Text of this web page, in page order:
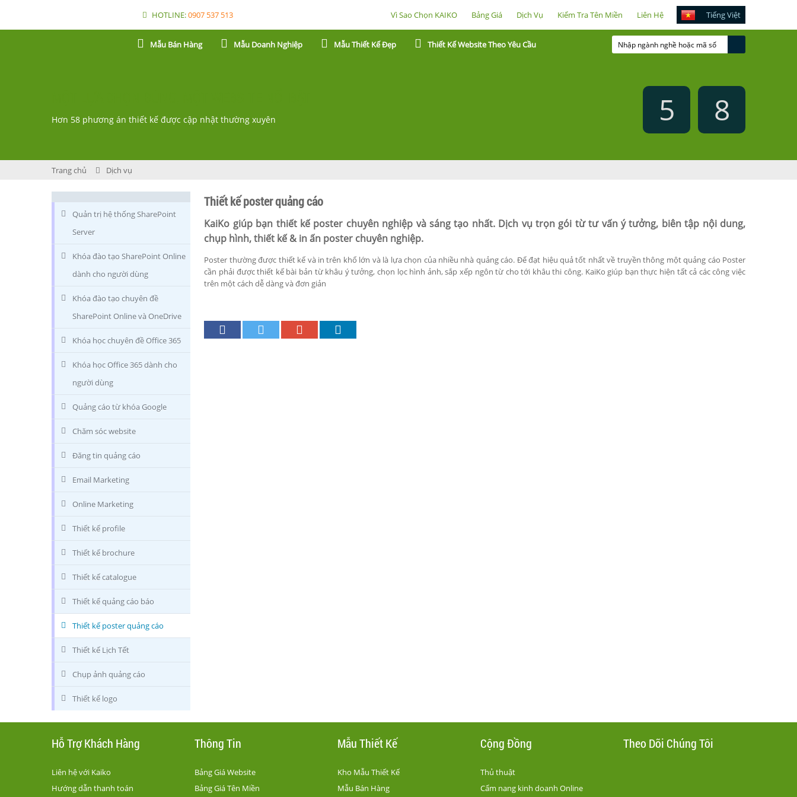
HOTLINE:0907 537 513 Vì Sao Chọn KAIKO Bảng Giá Dịch Vụ Kiểm Tra Tên Miền Liên Hệ Tiếng Việt
Mẫu Bán Hàng Mẫu Doanh Nghiệp Mẫu Thiết Kế Đẹp Thiết Kế Website Theo Yêu Cầu
Hơn 58 phương án thiết kế được cập nhật thường xuyên 5 8
Trang chủ Dịch vụ
Quản trị hệ thống SharePoint
Server
Khóa đào tạo SharePoint Online
dành cho người dùng
Khóa đào tạo chuyên đề
SharePoint Online và OneDrive
Khóa học chuyên đề Office 365
Khóa học Office 365 dành cho
người dùng
Quảng cáo từ khóa Google
Chăm sóc website
Đăng tin quảng cáo
Email Marketing
Online Marketing
Thiết kế profile
Thiết kế brochure
Thiết kế catalogue
Thiết kế quảng cáo báo
Thiết kế poster quảng cáo
Thiết kế Lịch Tết
Chụp ảnh quảng cáo
Thiết kế logo
Thiết kế poster quảng cáo
KaiKo giúp bạn thiết kế poster chuyên nghiệp và sáng tạo nhất. Dịch vụ trọn gói từ tư vấn ý tưởng, biên tập nội dung,
chụp hình, thiết kế & in ấn poster chuyên nghiệp.
Poster thường được thiết kế và in trên khổ lớn và là lựa chọn của nhiều nhà quảng cáo. Để đạt hiệu quả tốt nhất về truyền thông một quảng cáo Poster
cần phải được thiết kế bài bản từ khâu ý tưởng, chọn lọc hình ảnh, sắp xếp ngôn từ cho tới khâu thi công. KaiKo giúp bạn thực hiện tất cả các công việc
trên một cách dễ dàng và đơn giản
Hỗ Trợ Khách Hàng
Liên hệ với Kaiko
Hướng dẫn thanh toán
Thông Tin
Bảng Giá Website
Bảng Giá Tên Miền
Mẫu Thiết Kế
Kho Mẫu Thiết Kế
Mẫu Bán Hàng
Cộng Đồng
Thủ thuật
Cẩm nang kinh doanh Online
Theo Dõi Chúng Tôi